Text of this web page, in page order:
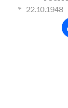
22.10.1948